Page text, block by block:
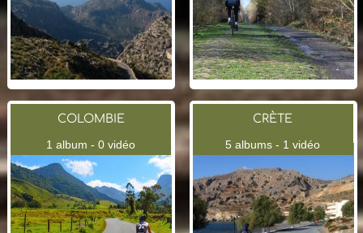
COLOMBIE
1 album - 0 vidéo
CRÈTE
5 albums - 1 vidéo